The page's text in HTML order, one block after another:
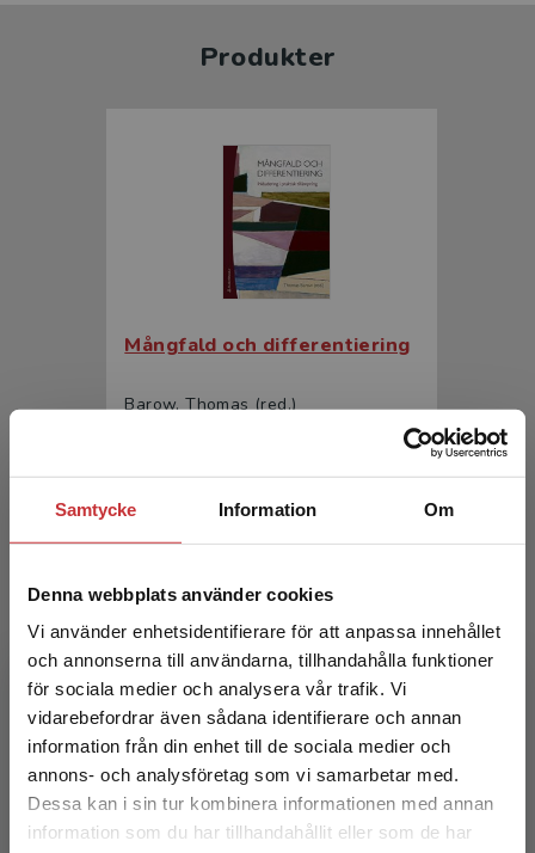
Samtycke Information Om
Denna webbplats använder cookies
Vi använder enhetsidentifierare för att anpassa innehållet
och annonserna till användarna, tillhandahålla funktioner
för sociala medier och analysera vår trafik. Vi
vidarebefordrar även sådana identifierare och annan
information från din enhet till de sociala medier och
annons- och analysföretag som vi samarbetar med.
Dessa kan i sin tur kombinera informationen med annan
information som du har tillhandahållit eller som de har
Begränsad fraktregion
Det verkar som att du besöker
Produkter
Mångfald och differentiering
Barow, Thomas (red.)
Mångfald och differentiering
Barow, Thomas (red.)
222 kr inkl. moms